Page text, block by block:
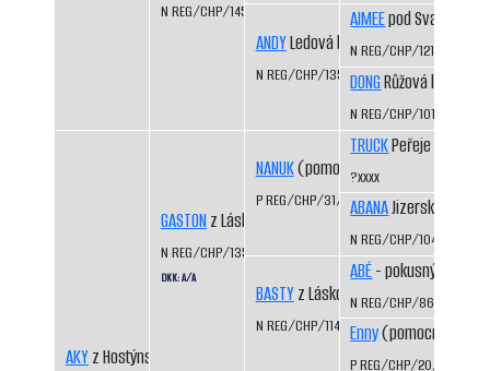
AKYz Hostýnského trailu
N REG/CHP/1453/07/09
GASTONz Láskova
N REG/CHP/1354/04/06
DKK: A/A
ANDYLedová bouře
N REG/CHP/1350/04/06
NANUK(pomocný registr)
P REG/CHP/31/99/01
BASTYz Láskova
N REG/CHP/1141/99/01
AIMEEpod Svatou
N REG/CHP/1212/01/03
DONGRůžová louka
N REG/CHP/1015/97/99
TRUCKPeřeje CS
?xxxx
ABANA
N REG/CHP/1044/97/99
ABÉ- pokusný vrh
N REG/CHP/866/93/95
Enny(pomocný
P REG/CHP/20/95/97